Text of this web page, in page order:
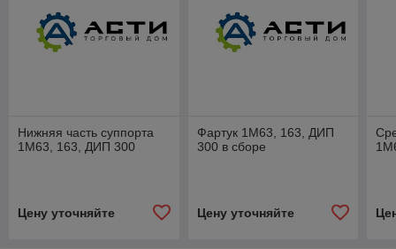
Нижняя часть суппорта
1М63, 163, ДИП 300
Цену уточняйте
Фартук 1М63, 163, ДИП
300 в сборе
Цену уточняйте